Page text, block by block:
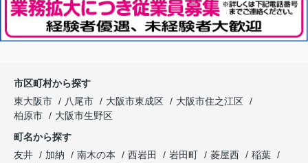
市区町村から探す
東大阪市
八尾市 大阪市東成区
大阪市住之江区
柏原市
大阪市生野区
町名から探す
友井
加納 南木の本 西岩田 岩田町 菱屋西
稲葉